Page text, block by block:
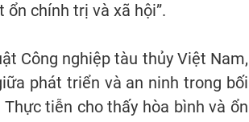
ổn chính trị và xã hội”.
Công nghiệp tàu thủy Việt Nam,
phát triển và an ninh trong bối
tiễn cho thấy hòa bình và ổn